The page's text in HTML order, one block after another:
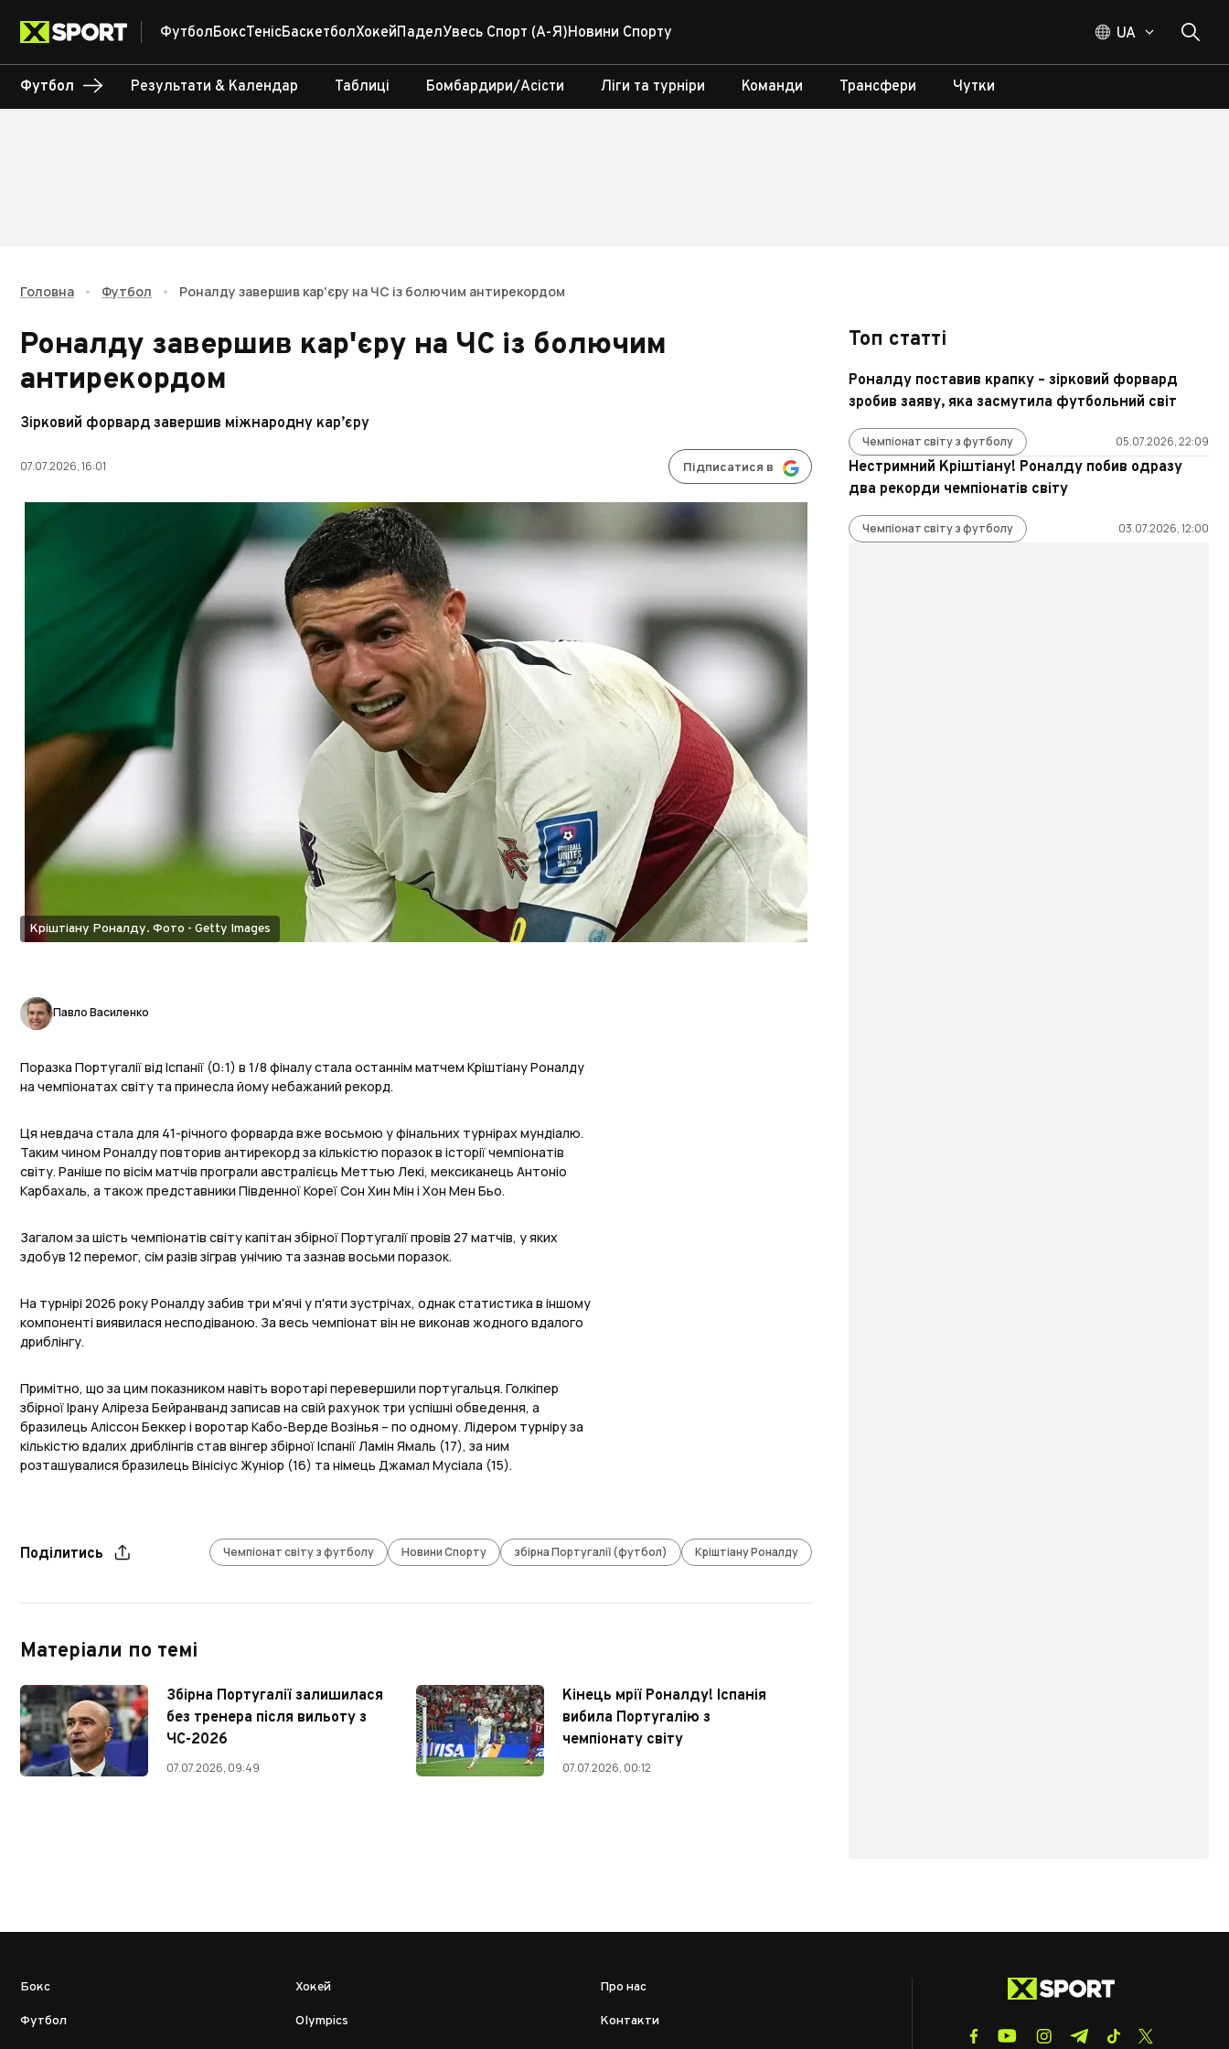
ФутболБоксТенісБаскетболХокейПаделУвесь Спорт (А-Я)Новини Спорту UA
Футбол Результати & Календар Таблиці Бомбардири/Асісти Ліги та турніри Команди Трансфери Чутки
Головна • Футбол • Роналду завершив кар'єру на ЧС із болючим антирекордом
Роналду завершив кар'єру на ЧС із болючим
антирекордом
Зірковий форвард завершив міжнародну кар’єру
07.07.2026, 16:01 Підписатися в
Кріштіану Роналду. Фото - Getty Images
Павло Василенко
Поразка Португалії від Іспанії (0:1) в 1/8 фіналу стала останнім матчем Кріштіану Роналду
на чемпіонатах світу та принесла йому небажаний рекорд.
Ця невдача стала для 41-річного форварда вже восьмою у фінальних турнірах мундіалю.
Таким чином Роналду повторив антирекорд за кількістю поразок в історії чемпіонатів
світу. Раніше по вісім матчів програли австралієць Меттью Лекі, мексиканець Антоніо
Карбахаль, а також представники Південної Кореї Сон Хин Мін і Хон Мен Бьо.
Загалом за шість чемпіонатів світу капітан збірної Португалії провів 27 матчів, у яких
здобув 12 перемог, сім разів зіграв унічию та зазнав восьми поразок.
На турнірі 2026 року Роналду забив три м'ячі у п'яти зустрічах, однак статистика в іншому
компоненті виявилася несподіваною. За весь чемпіонат він не виконав жодного вдалого
дриблінгу.
Примітно, що за цим показником навіть воротарі перевершили португальця. Голкіпер
збірної Ірану Аліреза Бейранванд записав на свій рахунок три успішні обведення, а
бразилець Аліссон Беккер і воротар Кабо-Верде Возінья – по одному. Лідером турніру за
кількістю вдалих дриблінгів став вінгер збірної Іспанії Ламін Ямаль (17), за ним
розташувалися бразилець Вінісіус Жуніор (16) та німець Джамал Мусіала (15).
Поділитись Чемпіонат світу з футболу Новини Спорту збірна Португалії (футбол) Кріштіану Роналду
Матеріали по темі
Збірна Португалії залишилася
без тренера після вильоту з
ЧС-2026
07.07.2026, 09:49
Кінець мрії Роналду! Іспанія
вибила Португалію з
чемпіонату світу
07.07.2026, 00:12
Топ статті
Роналду поставив крапку – зірковий форвард
зробив заяву, яка засмутила футбольний світ
Чемпіонат світу з футболу 05.07.2026, 22:09
Нестримний Кріштіану! Роналду побив одразу
два рекорди чемпіонатів світу
Чемпіонат світу з футболу 03.07.2026, 12:00
Бокс
Футбол
Хокей
Olympics
Про нас
Контакти